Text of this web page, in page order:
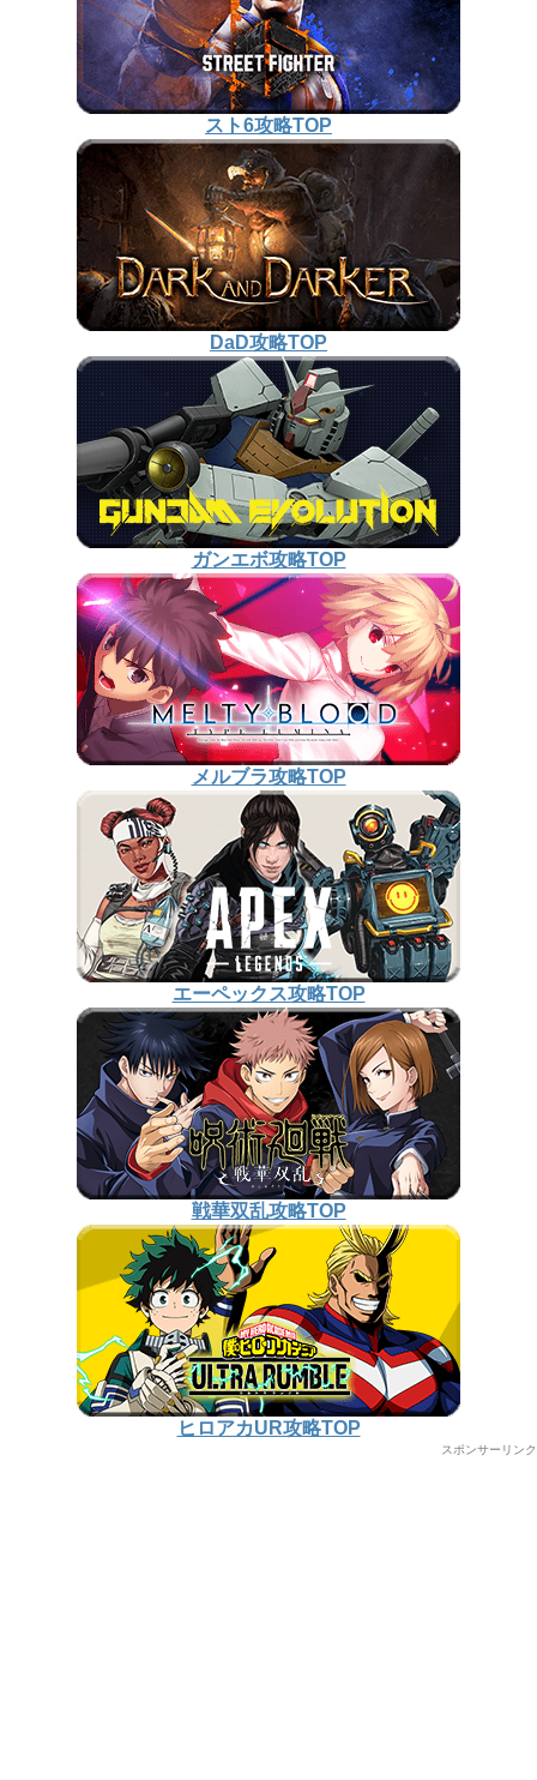
スト6攻略TOP
DaD攻略TOP
ガンエボ攻略TOP
メルブラ攻略TOP
エーペックス攻略TOP
戦華双乱攻略TOP
ヒロアカUR攻略TOP
スポンサーリンク